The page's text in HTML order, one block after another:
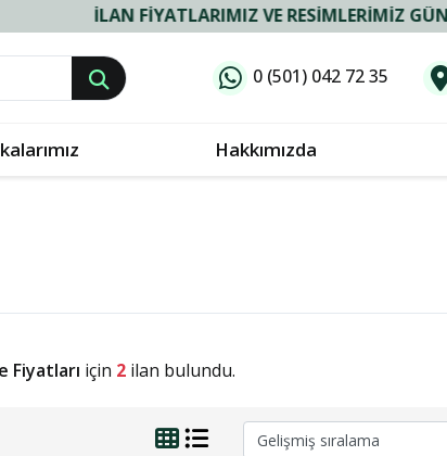
İLAN FIYATLARIMIZ VE RESIMLERIMIZ GÜNCELDIR.
0 (501) 042 72 35
Hakkımızda
Fiyatları için 2ilan bulundu.